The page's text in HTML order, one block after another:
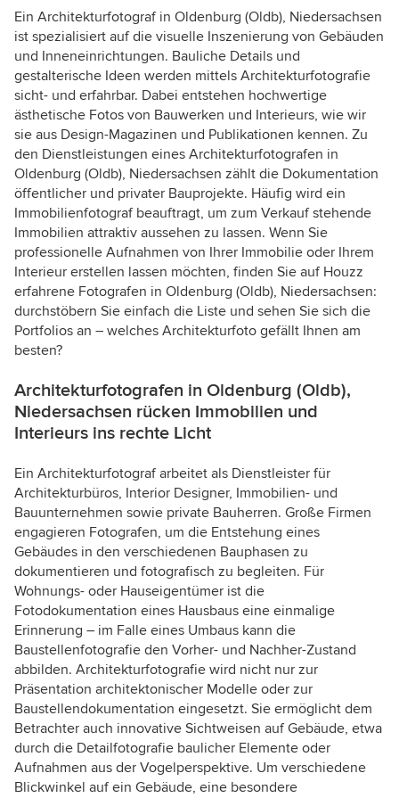
Ein Architekturfotograf in Oldenburg (Oldb), Niedersachsen
ist spezialisiert auf die visuelle Inszenierung von Gebäuden
und Inneneinrichtungen. Bauliche Details und
gestalterische Ideen werden mittels Architekturfotografie
sicht- und erfahrbar. Dabei entstehen hochwertige
ästhetische Fotos von Bauwerken und Interieurs, wie wir
sie aus Design-Magazinen und Publikationen kennen. Zu
den Dienstleistungen eines Architekturfotografen in
Oldenburg (Oldb), Niedersachsen zählt die Dokumentation
öffentlicher und privater Bauprojekte. Häufig wird ein
Immobilienfotograf beauftragt, um zum Verkauf stehende
Immobilien attraktiv aussehen zu lassen. Wenn Sie
professionelle Aufnahmen von Ihrer Immobilie oder Ihrem
Interieur erstellen lassen möchten, finden Sie auf Houzz
erfahrene Fotografen in Oldenburg (Oldb), Niedersachsen:
durchstöbern Sie einfach die Liste und sehen Sie sich die
Portfolios an – welches Architekturfoto gefällt Ihnen am
besten?
Architekturfotografen in Oldenburg (Oldb),
Niedersachsen rücken Immobilien und
Interieurs ins rechte Licht
Ein Architekturfotograf arbeitet als Dienstleister für
Architekturbüros, Interior Designer, Immobilien- und
Bauunternehmen sowie private Bauherren. Große Firmen
engagieren Fotografen, um die Entstehung eines
Gebäudes in den verschiedenen Bauphasen zu
dokumentieren und fotografisch zu begleiten. Für
Wohnungs- oder Hauseigentümer ist die
Fotodokumentation eines Hausbaus eine einmalige
Erinnerung – im Falle eines Umbaus kann die
Baustellenfotografie den Vorher- und Nachher-Zustand
abbilden. Architekturfotografie wird nicht nur zur
Präsentation architektonischer Modelle oder zur
Baustellendokumentation eingesetzt. Sie ermöglicht dem
Betrachter auch innovative Sichtweisen auf Gebäude, etwa
durch die Detailfotografie baulicher Elemente oder
Aufnahmen aus der Vogelperspektive. Um verschiedene
Blickwinkel auf ein Gebäude, eine besondere